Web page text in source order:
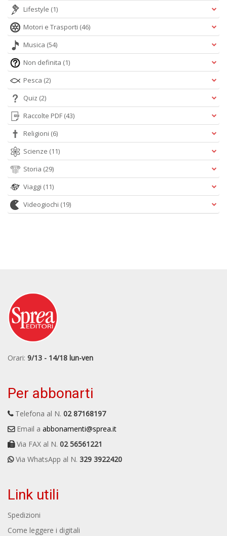
Lifestyle (1)
Motori e Trasporti (46)
Musica (54)
Non definita (1)
Pesca (2)
Quiz (2)
Raccolte PDF (43)
Religioni (6)
Scienze (11)
Storia (29)
Viaggi (11)
Videogiochi (19)
Orari: 9/13 - 14/18 lun-ven
Per abbonarti
Telefona al N. 02 87168197
Email a abbonamenti@sprea.it
Via FAX al N. 02 56561221
Via WhatsApp al N. 329 3922420
Link utili
Spedizioni
Come leggere i digitali